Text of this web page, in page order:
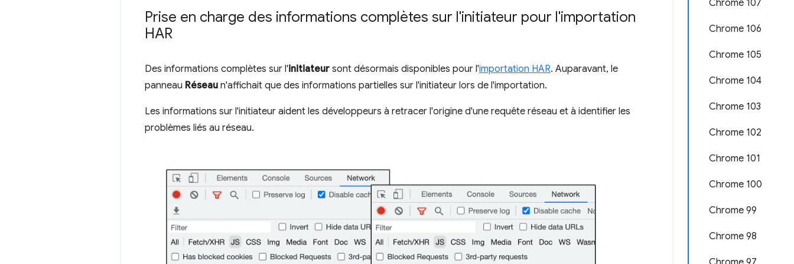
Chrome 107
Chrome 106
Chrome 105
Chrome 104
Chrome 103
Chrome 102
Chrome 101
Chrome 100
Chrome 99
Chrome 98
Prise en charge des informations complètes sur l'initiateur pour l'importation
HAR
Des informations complètes sur l'initiateur sont désormais disponibles pour l'importation HAR. Auparavant, le
panneau Réseau n'affichait que des informations partielles sur l'initiateur lors de l'importation.
Les informations sur l'initiateur aident les développeurs à retracer l'origine d'une requête réseau et à identifier les
problèmes liés au réseau.